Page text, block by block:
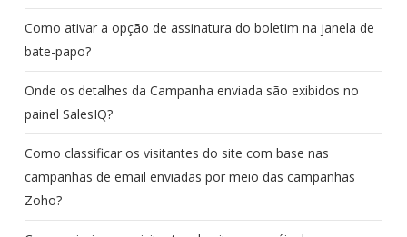
Como ativar a opção de assinatura do boletim na janela de
bate-papo?
Onde os detalhes da Campanha enviada são exibidos no
painel SalesIQ?
Como classificar os visitantes do site com base nas
campanhas de email enviadas por meio das campanhas
Zoho?